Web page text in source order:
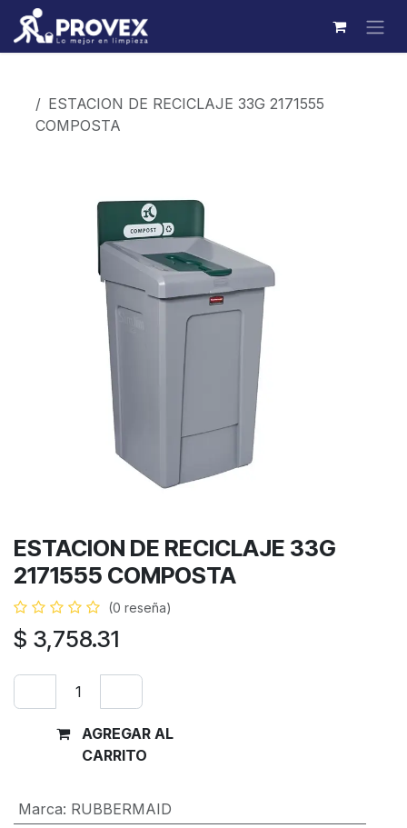
Ir al contenido
ESTACION DE RECICLAJE 33G 2171555
COMPOSTA
ESTACION DE RECICLAJE 33G
2171555 COMPOSTA
(0 reseña)
$ 3,758.31
AGREGAR AL
CARRITO
Marca: RUBBERMAID